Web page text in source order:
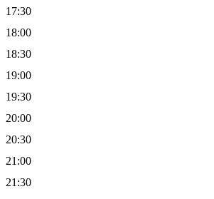
17:30
18:00
18:30
19:00
19:30
20:00
20:30
21:00
21:30